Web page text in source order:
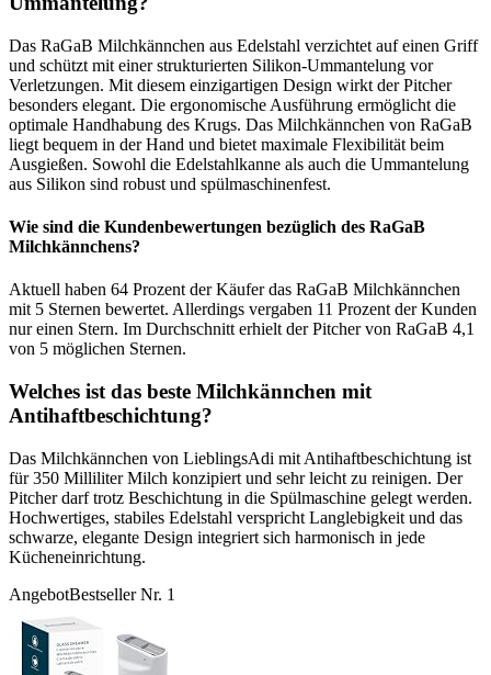
Das RaGaB Milchkännchen aus Edelstahl verzichtet auf einen Griff
und schützt mit einer strukturierten Silikon-Ummantelung vor
Verletzungen. Mit diesem einzigartigen Design wirkt der Pitcher
besonders elegant. Die ergonomische Ausführung ermöglicht die
optimale Handhabung des Krugs. Das Milchkännchen von RaGaB
liegt bequem in der Hand und bietet maximale Flexibilität beim
Ausgießen. Sowohl die Edelstahlkanne als auch die Ummantelung
aus Silikon sind robust und spülmaschinenfest.
Wie sind die Kundenbewertungen bezüglich des RaGaB
Milchkännchens?
Aktuell haben 64 Prozent der Käufer das RaGaB Milchkännchen
mit 5 Sternen bewertet. Allerdings vergaben 11 Prozent der Kunden
nur einen Stern. Im Durchschnitt erhielt der Pitcher von RaGaB 4,1
von 5 möglichen Sternen.
Welches ist das beste Milchkännchen mit
Antihaftbeschichtung?
Das Milchkännchen von LieblingsAdi mit Antihaftbeschichtung ist
für 350 Milliliter Milch konzipiert und sehr leicht zu reinigen. Der
Pitcher darf trotz Beschichtung in die Spülmaschine gelegt werden.
Hochwertiges, stabiles Edelstahl verspricht Langlebigkeit und das
schwarze, elegante Design integriert sich harmonisch in jede
Kücheneinrichtung.
AngebotBestseller Nr. 1